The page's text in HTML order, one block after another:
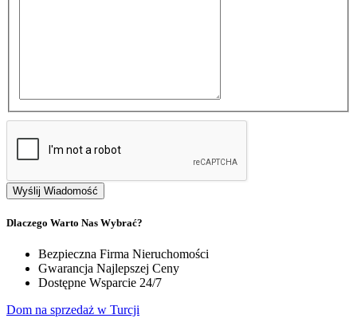
Wyślij Wiadomość
Dlaczego Warto Nas Wybrać?
Bezpieczna Firma Nieruchomości
Gwarancja Najlepszej Ceny
Dostępne Wsparcie 24/7
Dom na sprzedaż w Turcji